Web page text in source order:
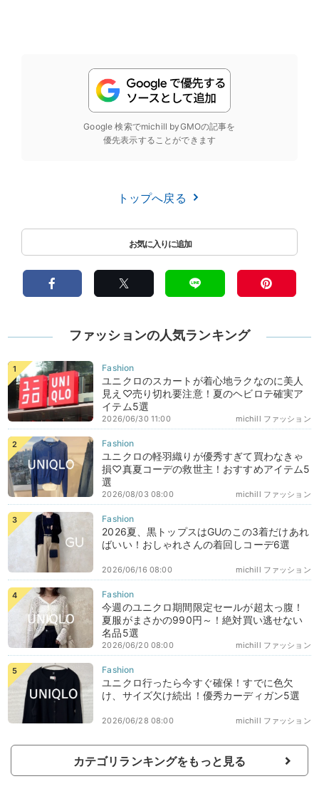
Google 検索でmichill byGMOの記事を
優先表示することができます
トップへ戻る
ファッションの人気ランキング
ユニクロのスカートが着心地ラクなのに美人
見え♡売り切れ要注意！夏のヘビロテ確実ア
イテム5選
michill ファッション
2026/06/30 11:00
ユニクロの軽羽織りが優秀すぎて買わなきゃ
損♡真夏コーデの救世主！おすすめアイテム5
選
michill ファッション
2026/08/03 08:00
2026夏、黒トップスはGUのこの3着だけあれ
ばいい！おしゃれさんの着回しコーデ6選
michill ファッション
2026/06/16 08:00
今週のユニクロ期間限定セールが超太っ腹！
夏服がまさかの990円～！絶対買い逃せない
名品5選
michill ファッション
2026/06/20 08:00
ユニクロ行ったら今すぐ確保！すでに色欠
け、サイズ欠け続出！優秀カーディガン5選
michill ファッション
2026/06/28 08:00
カテゴリランキングをもっと見る